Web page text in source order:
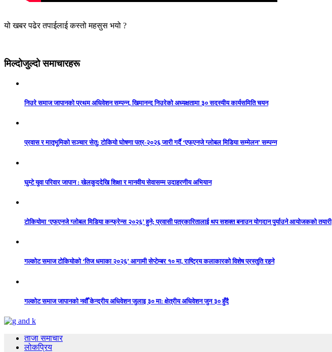
यो खबर पढेर तपाईलाई कस्तो महसुस भयो ?
मिल्दोजुल्दो समाचारहरू
निउरे समाज जापानको प्रथम अधिवेशन सम्पन्न, खिमानन्द निउरेको अध्यक्षतामा ३० सदस्यीय कार्यसमिति चयन
प्रवास र मातृभूमिको सञ्चार सेतु: टोकियो घोषणा पत्र-२०२६ जारी गर्दै ‘एफएनजे ग्लोबल मिडिया सम्मेलन’ सम्पन्न
घुम्टे युवा परिवार जापान : खेलकुददेखि शिक्षा र मानवीय सेवासम्म उदाहरणीय अभियान
टोकियोमा ‘एफएनजे ग्लोबल मिडिया कन्फ्रेन्स २०२६’ हुने; प्रवासी पत्रकारितालाई थप सशक्त बनाउन योगदान पुर्याउने आयोजकको तयारी
गल्कोट समाज टोकियोको ‘तिज धमाका २०२६’ आगामी सेप्टेम्बर १० मा, राष्ट्रिय कलाकारको विशेष प्रस्तुति रहने
गल्कोट समाज जापानको नवौँ केन्द्रीय अधिवेशन जुलाइ ३० मा: क्षेत्रीय अधिवेशन जुन ३० हुँदै
ताजा समाचार
लोकप्रिय